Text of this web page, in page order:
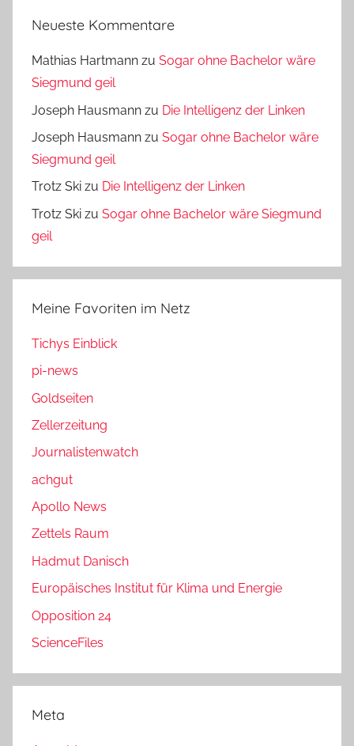
Neueste Kommentare
Mathias Hartmann zu Sogar ohne Bachelor wäre
Siegmund geil
Joseph Hausmann zu Die Intelligenz der Linken
Joseph Hausmann zu Sogar ohne Bachelor wäre
Siegmund geil
Trotz Ski zu Die Intelligenz der Linken
Trotz Ski zu Sogar ohne Bachelor wäre Siegmund
geil
Meine Favoriten im Netz
Tichys Einblick
pi-news
Goldseiten
Zellerzeitung
Journalistenwatch
achgut
Apollo News
Zettels Raum
Hadmut Danisch
Europäisches Institut für Klima und Energie
Opposition 24
ScienceFiles
Meta